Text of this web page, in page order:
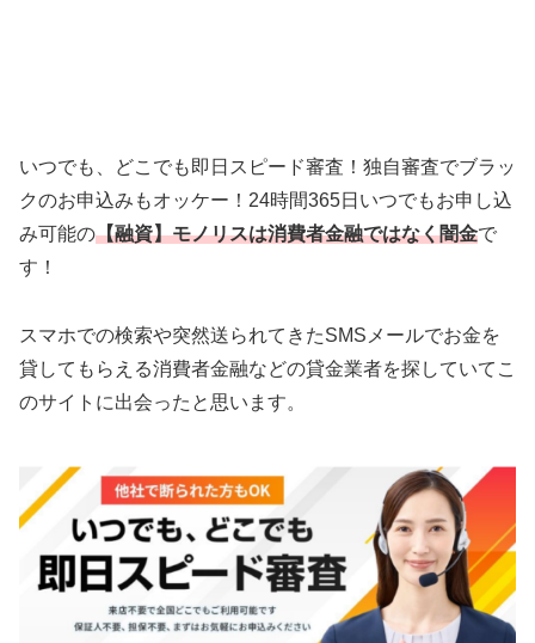
いつでも、どこでも即日スピード審査！独自審査でブラッ
クのお申込みもオッケー！24時間365日いつでもお申し込
み可能の【融資】モノリスは消費者金融ではなく闇金で
す！
スマホでの検索や突然送られてきたSMSメールでお金を
貸してもらえる消費者金融などの貸金業者を探していてこ
のサイトに出会ったと思います。